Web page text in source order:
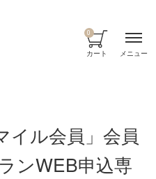
カート
0
イル会員」会員
ンWEB申込専
メニュー